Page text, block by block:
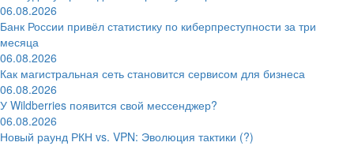
06.08.2026
Банк России привёл статистику по киберпреступности за три
месяца
06.08.2026
Как магистральная сеть становится сервисом для бизнеса
06.08.2026
У Wildberries появится свой мессенджер?
06.08.2026
Новый раунд РКН vs. VPN: Эволюция тактики (?)